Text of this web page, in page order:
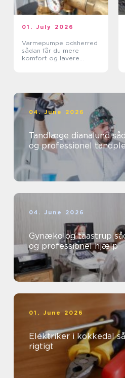
01. July 2026
Varmepumpe odsherred
sådan får du mere
komfort og lavere
04. June 2026
Tandlæge dianalund sådan finder du tryg
og professionel
04. June 2026
Gynækolog taastrup sådan finder du tryg
og professionel hjælp
01. June 2026
Elektriker i kokkedal sådan vælger du
rigtigt